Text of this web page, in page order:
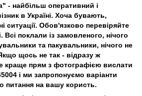
- найбільш оперативний і
в Україні. Хоча бувають,
ситуації. Обов'язково перевіряйте
поклали із замовленого, нічого
та пакувальники, нічого не
щось не так - відразу ж
краще прям з фотографією вислати
і ми запропонуємо варіанти
питання на вашу користь.